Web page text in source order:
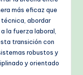
más eficaz que
técnica, abordar
la fuerza laboral,
transición con
robustos y
y orientado